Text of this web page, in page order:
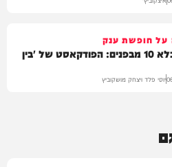
על חופשת ענק
הצצה לכלא 10 מבפנים: הפודקאסט של 'בין
יוסי פלד ויצחק מושקוביץ